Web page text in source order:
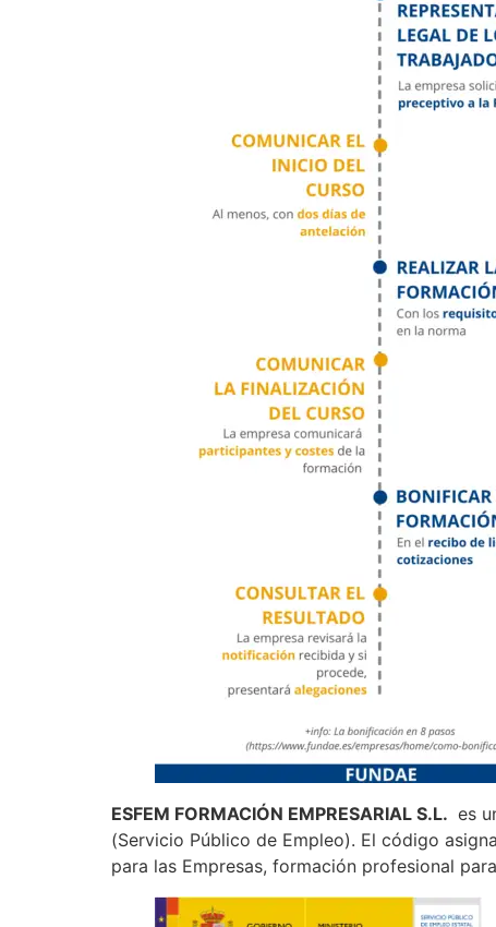
ESFEM FORMACIÓN EMPRESARIAL S.L. es
(Servicio Público de Empleo). El código
para las Empresas, formación profesional